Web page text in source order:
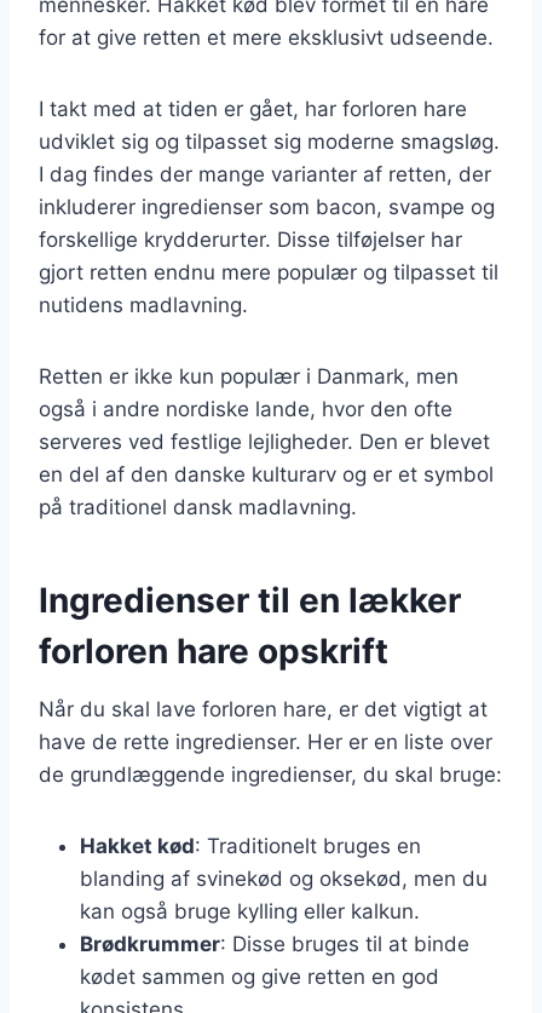
for at give retten et mere eksklusivt udseende.
I takt med at tiden er gået, har forloren hare
udviklet sig og tilpasset sig moderne smagsløg.
I dag findes der mange varianter af retten, der
inkluderer ingredienser som bacon, svampe og
forskellige krydderurter. Disse tilføjelser har
gjort retten endnu mere populær og tilpasset til
nutidens madlavning.
Retten er ikke kun populær i Danmark, men
også i andre nordiske lande, hvor den ofte
serveres ved festlige lejligheder. Den er blevet
en del af den danske kulturarv og er et symbol
på traditionel dansk madlavning.
Ingredienser til en lækker
forloren hare opskrift
Når du skal lave forloren hare, er det vigtigt at
have de rette ingredienser. Her er en liste over
de grundlæggende ingredienser, du skal bruge:
Hakket kød: Traditionelt bruges en
blanding af svinekød og oksekød, men du
kan også bruge kylling eller kalkun.
Brødkrummer: Disse bruges til at binde
kødet sammen og give retten en god